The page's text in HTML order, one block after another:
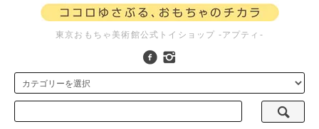
東京おもちゃ美術館公式トイショップ -アプティ-